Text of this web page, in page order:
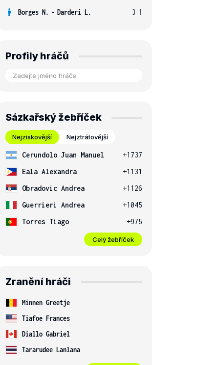
Borges N. - Darderi L. 3-1
Profily hráčů
Sázkařský žebříček
Nejziskovější Nejztrátovější
Cerundolo Juan Manuel
+1737
Eala Alexandra
+1131
Obradovic Andrea
+1126
Guerrieri Andrea
+1045
Torres Tiago
+975
Celý žebříček
Zranění hráči
Minnen Greetje
Tiafoe Frances
Diallo Gabriel
Tararudee Lanlana